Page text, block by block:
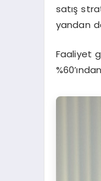
satış
yandan
Faaliyet